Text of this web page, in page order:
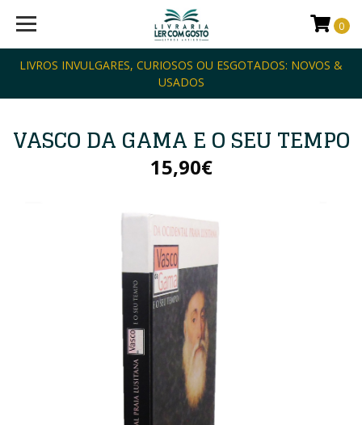
LIVROS INVULGARES, CURIOSOS OU ESGOTADOS: NOVOS &
USADOS
0
VASCO DA GAMA E O SEU TEMPO
15,90€